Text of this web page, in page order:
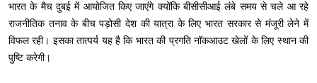
भारत के मैच दुबई में आयोजित किए जाएंगे क्योंकि बीसीसीआई लंबे समय से चले आ रहे
राजनीतिक तनाव के बीच पड़ोसी देश की यात्रा के लिए भारत सरकार से मंजूरी लेने में
विफल रही। इसका तात्पर्य यह है कि भारत की प्रगति नॉकआउट खेलों के लिए स्थान की
पुष्टि करेगी।